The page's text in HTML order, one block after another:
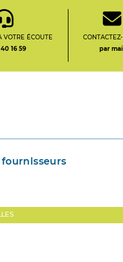
VOTRE ÉCOUTE
16 59
par mail
fournisseurs